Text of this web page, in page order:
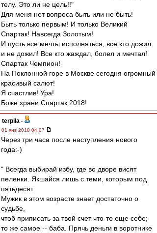
телу. Это ли не цель!!"
Для меня нет вопроса быть или не быть!
Быть только первым! И только Великий
Спартак! Навсегда Золотым!
И пусть все мечты исполняться, все кто дожил
и не дожил! Все кто жаждал, болел и мечтал!
Спартак Чемпион!
На Поклонной горе в Москве сегодня огромный
красивый салют!
Я счастлив! Ура!
Боже храни Спартак 2018!
terpila -
01 янв 2018 04:07
Через три часа после наступления нового
года:-)
" Всегда выбирай избу, где во дворе висят
пеленки. Якшайся лишь с теми, которым под
пятьдесят.
Мужик в этом возрасте знает достаточно о
судьбе,
чтоб приписать за твой счет что-то еще себе;
то же самое -- баба. Прячь деньги в воротнике